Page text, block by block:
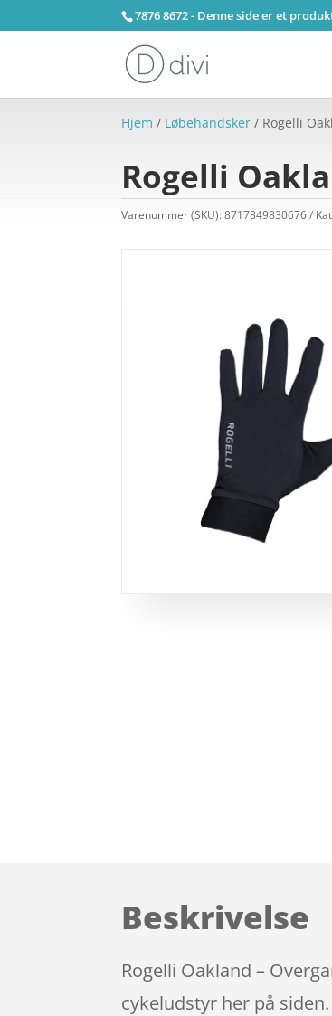
7876 8672 - Denne side er et
Hjem / Løbehandsker / Rogelli
Rogelli
Varenummer (SKU):8717849830676
Beskrivelse
Rogelli Oakland –
cykeludstyr her på siden.